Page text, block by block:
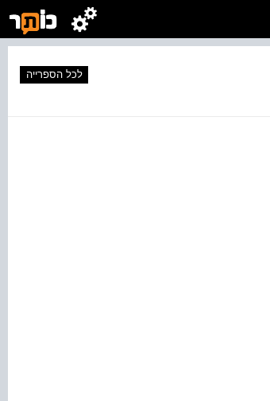
לכל הספרייה